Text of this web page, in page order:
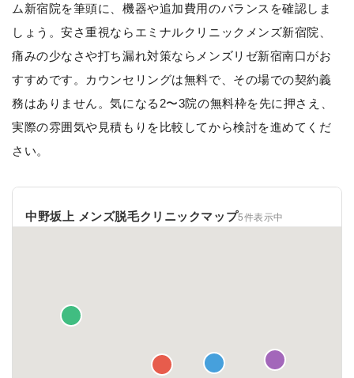
ム新宿院を筆頭に、機器や追加費用のバランスを確認しま
しょう。安さ重視ならエミナルクリニックメンズ新宿院、
痛みの少なさや打ち漏れ対策ならメンズリゼ新宿南口がお
すすめです。カウンセリングは無料で、その場での契約義
務はありません。気になる2〜3院の無料枠を先に押さえ、
実際の雰囲気や見積もりを比較してから検討を進めてくだ
さい。
中野坂上 メンズ脱毛クリニックマップ5件表示中